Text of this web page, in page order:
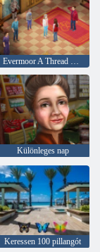
Evermoor A Thread of Fate
Különleges nap
Keressen 100 pillangót